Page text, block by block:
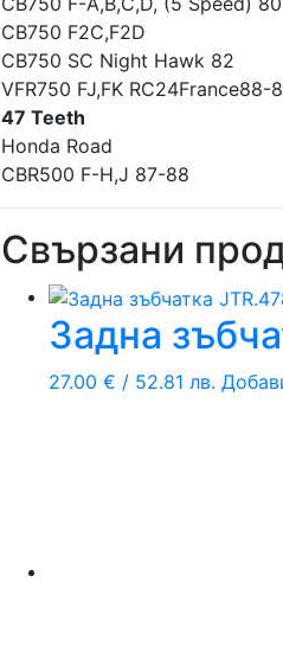
CB750 F2C,F2D
CB750 SC Night Hawk 82
VFR750 FJ,FK RC24France88-
47 Teeth
Honda Road
CBR500 F-H,J 87-88
Свързани
Задна
27.00 € / 52.81 лв.